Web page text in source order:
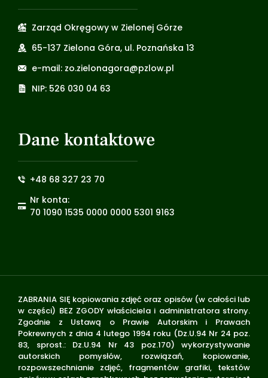
Zarząd Okręgowy w Zielonej Górze
65-137 Zielona Góra, ul. Poznańska 13
e-mail: zo.zielonagora@pzlow.pl
NIP: 526 030 04 63
Dane kontaktowe
+48 68 327 23 70
Nr konta:
70 1090 1535 0000 0000 5301 9163
ZABRANIA SIĘ kopiowania zdjęć oraz opisów (w całości lub
w części) BEZ ZGODY właściciela i administratora strony.
Zgodnie z Ustawą o Prawie Autorskim i Prawach
Pokrewnych z dnia 4 lutego 1994 roku (Dz.U.94 Nr 24 poz.
83, sprost.: Dz.U.94 Nr 43 poz.170) wykorzystywanie
autorskich pomysłów, rozwiązań, kopiowanie,
rozpowszechnianie zdjęć, fragmentów grafiki, tekstów